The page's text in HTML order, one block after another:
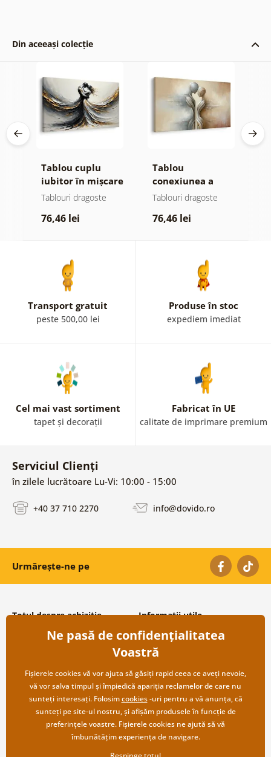
Din aceeași colecție
Tablou cuplu
iubitor în mișcare
Tablouri dragoste
76,46 lei
Tablou
conexiunea a
două suflete
Tablouri dragoste
76,46 lei
Transport gratuit
peste 500,00 lei
Produse în stoc
expediem imediat
Cel mai vast sortiment
tapet și decorații
Fabricat în UE
calitate de imprimare premium
Serviciul Clienți
în zilele lucrătoare Lu-Vi: 10:00 - 15:00
+40 37 710 2270 info@dovido.ro
Urmărește-ne pe
Totul despre achiziție
Condiții și termeni generali
Protecția datelor personale
Transport și modalități de plată
Returnare
Informații utile
Despre noi
Întrebări frecvente
Contacte
Cooperare angro
Ne pasă de confidențialitatea
Voastră
Fișierele cookies vă vor ajuta să găsiți rapid ceea ce aveți nevoie,
vă vor salva timpul și împiedică apariția reclamelor de care nu
sunteți interesați. Folosimcookies-uri pentru a vă anunța, că
sunteți pe site-ul nostru, și afișăm produsele în funcție de
preferințele voastre. Fișierele cookies ne ajută să vă
îmbunătățim experiența de navigare.